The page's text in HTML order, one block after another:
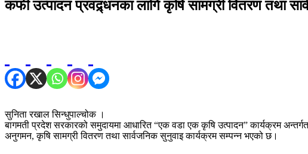
कफी उत्पादन प्रवद्र्धनका लागि कृषि सामग्री वितरण तथा
सुनिता रखाल सिन्धुपाल्चोक ।
बागमती प्रदेश सरकारको समुदायमा आधारित “एक वडा एक कृषि उत्पादन” कार्यक्रम
अनुगमन, कृषि सामग्री वितरण तथा सार्वजनिक सुनुवाइ कार्यक्रम सम्पन्न भएको छ।